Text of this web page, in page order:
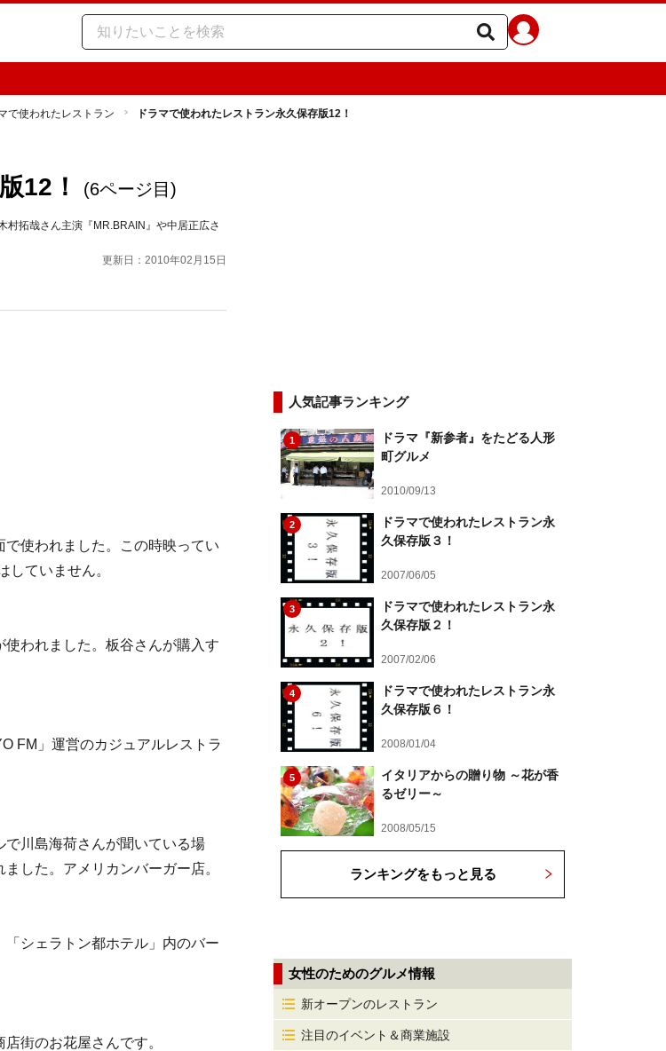
で使われたレストラン ドラマで使われたレストラン永久保存版12！
12！ (6ページ目)
拓哉さん主演『MR.BRAIN』や中居正広さ
更新日：2010年02月15日
使われました。この時映ってい
ていません。
われました。板谷さんが購入す
FM」運営のカジュアルレストラ
川島海荷さんが聞いている場
した。アメリカンバーガー店。
シェラトン都ホテル」内のバー
街のお花屋さんです。
人気記事ランキング
1
ドラマ『新参者』をたどる人形
町グルメ
2010/09/13
2
ドラマで使われたレストラン永
久保存版３！
2007/06/05
3
ドラマで使われたレストラン永
久保存版２！
2007/02/06
4
ドラマで使われたレストラン永
久保存版６！
2008/01/04
5
イタリアからの贈り物 ～花が香
るゼリー～
2008/05/15
ランキングをもっと見る
女性のためのグルメ情報
新オープンのレストラン
注目のイベント＆商業施設